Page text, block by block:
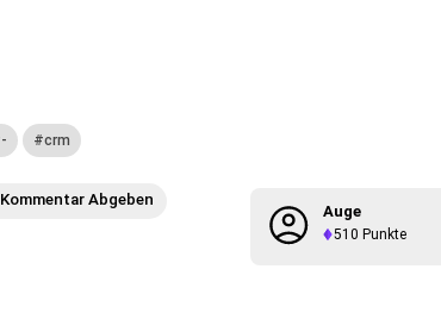
- crm
Auge
510 Punkte
Kommentar Abgeben